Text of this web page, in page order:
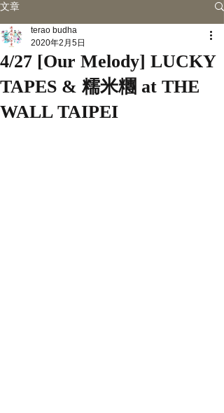
文章
4/27 [Our Melody] LUCKY
TAPES & 糯米糰 at THE
WALL TAIPEI
terao budha
2020年2月5日